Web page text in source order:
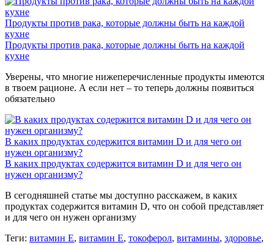
Продукты против рака, которые должны быть на каждой
кухне
Продукты против рака, которые должны быть на каждой
кухне
Уверены, что многие нижеперечисленные продукты имеются
в твоем рационе. А если нет – то теперь должны появиться
обязательно
В каких продуктах содержится витамин D и для чего он
нужен организму?
В каких продуктах содержится витамин D и для чего он
нужен организму?
В сегодняшней статье мы доступно расскажем, в каких
продуктах содержится витамин D, что он собой представляет
и для чего он нужен организму
Теги: витамин E, витамин Е, токоферол, витамины, здоровье,